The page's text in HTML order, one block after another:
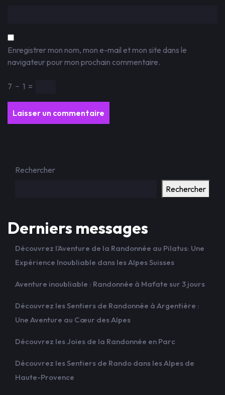
Enregistrer mon nom, mon e-mail et mon site dans le
navigateur pour mon prochain commentaire.
7 − 1 =
Rechercher
Rechercher
Derniers messages
Découvrez l’Aventure de la Randonnée au Pilatus: Une
Expérience Inoubliable dans les Alpes Suisses
Aventure inoubliable : Randonnée à Mafate sur 3 jours
Découvrez les Sentiers de Randonnée à Argentière :
Une Aventure au Cœur des Alpes
Découvrez les Joies de la Randonnée en Parc
Découvrez les Sentiers de Rando dans les Alpes de
Haute-Provence